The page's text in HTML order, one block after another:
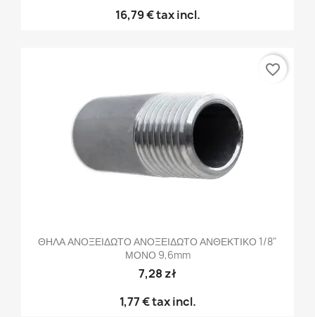
16,79 €tax incl.
ΘΗΛΑ ΑΝΟΞΕΙΔΩΤΟ ΑΝΟΞΕΙΔΩΤΟ ΑΝΘΕΚΤΙΚΟ 1/8"
ΜΟΝΟ 9,6mm
7,28 zł
1,77 €tax incl.
favorite_border